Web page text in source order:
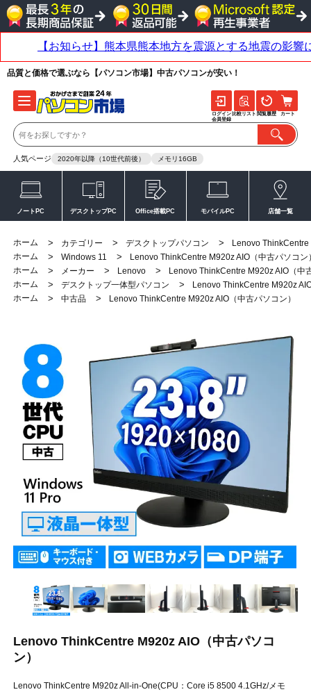
品質と価格で選ぶなら【パソコン市場】中古パソコンが安い！
人気ページ 2020年以降（10世代前後） メモリ16GB
ログイン
会員登録
比較リスト 閲覧履歴 カート
ノートPC デスクトップPC Office搭載PC モバイルPC 店舗一覧
ホーム > カテゴリー > デスクトップパソコン >
Lenovo
ホーム
> Windows 11 >
Lenovo ThinkCentre M920z AIO（中古パソコン
ホーム
> メーカー > Lenovo >
Lenovo ThinkCentre M920z AIO（中
ホーム
> デスクトップ一体型パソコン >
Lenovo ThinkCentre M920z
ホーム
> 中古品 > Lenovo ThinkCentre M920z AIO（中古パソコン）
Lenovo ThinkCentre M920z AIO（中古パソコ
ン）
Lenovo ThinkCentre M920z All-in-One(CPU：Core i5 8500 4.1GHz/メモ